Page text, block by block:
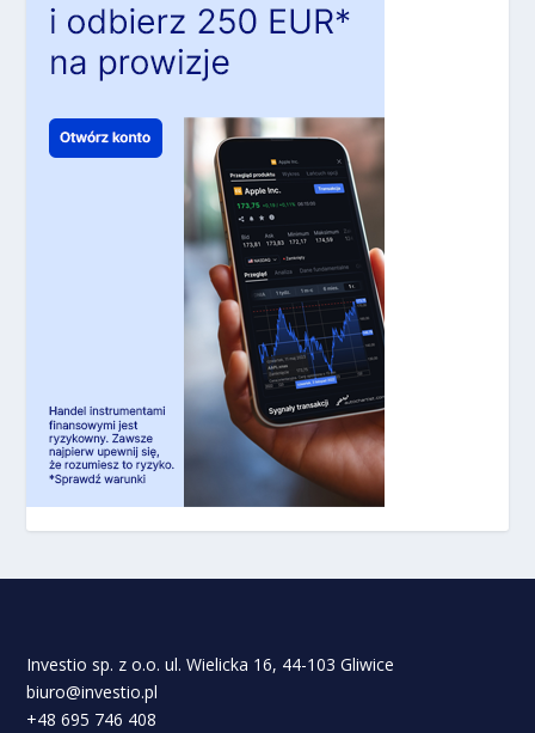
Investio sp. z o.o. ul. Wielicka 16, 44-103 Gliwice
biuro@investio.pl
+48 695 746 408